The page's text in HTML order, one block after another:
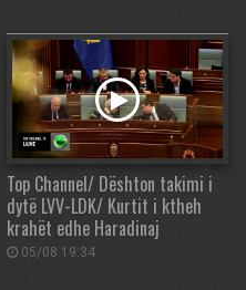
Top Channel/ Dështon takimi i
dytë LVV-LDK/ Kurtit i ktheh
krahët edhe Haradinaj
05/08 19:34